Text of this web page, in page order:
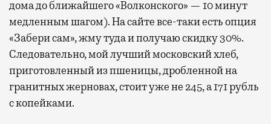
дома до ближайшего «Волконского» — 10 минут
медленным шагом). На сайте все-таки есть опция
«Забери сам», жму туда и получаю скидку 30%.
Следовательно, мой лучший московский хлеб,
приготовленный из пшеницы, дробленной на
гранитных жерновах, стоит уже не 245, а 171 рубль
с копейками.